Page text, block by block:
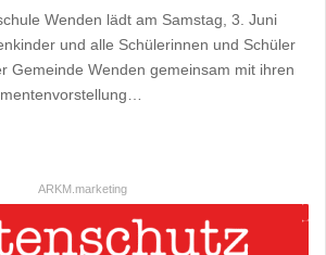
Wenden lädt am Samstag, 3. Juni
und alle Schülerinnen und Schüler
Gemeinde Wenden gemeinsam mit ihren
ARKM.marketing